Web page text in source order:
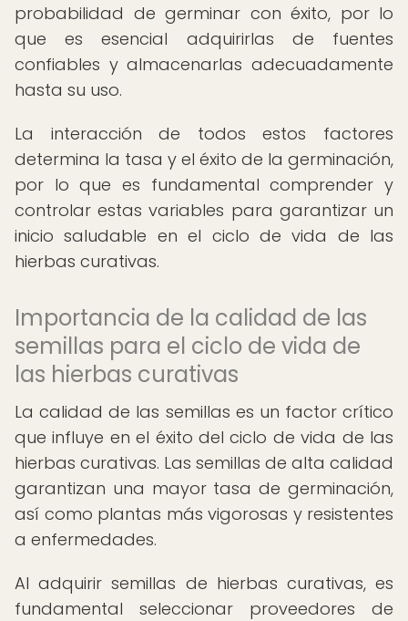
probabilidad de germinar con éxito, por lo
que es esencial adquirirlas de fuentes
confiables y almacenarlas adecuadamente
hasta su uso.
La interacción de todos estos factores
determina la tasa y el éxito de la germinación,
por lo que es fundamental comprender y
controlar estas variables para garantizar un
inicio saludable en el ciclo de vida de las
hierbas curativas.
Importancia de la calidad de las
semillas para el ciclo de vida de
las hierbas curativas
La calidad de las semillas es un factor crítico
que influye en el éxito del ciclo de vida de las
hierbas curativas. Las semillas de alta calidad
garantizan una mayor tasa de germinación,
así como plantas más vigorosas y resistentes
a enfermedades.
Al adquirir semillas de hierbas curativas, es
fundamental seleccionar proveedores de